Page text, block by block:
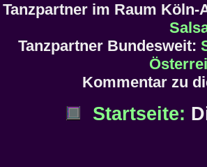
Tanzpartner im Raum Köln-
Tanzpartner Bundesweit:
Kommentar zu
Startseite: